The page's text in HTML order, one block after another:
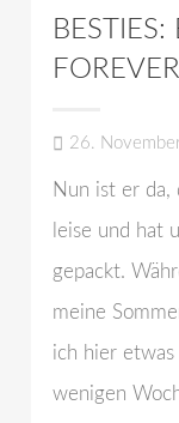
BESTIES:
26.
Nun ist er da,
leise und hat
gepackt.
meine
ich hier etwas
wenigen